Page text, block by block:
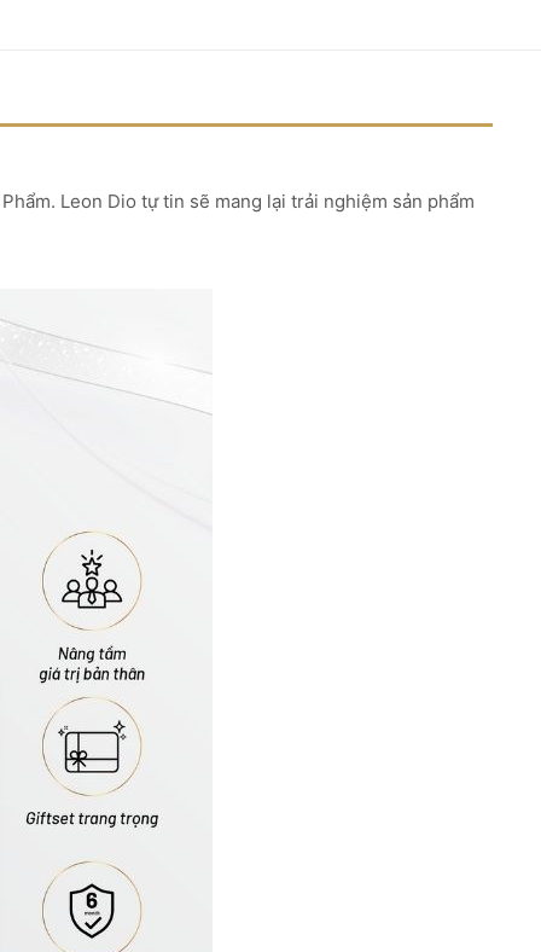
Leon Dio tự tin sẽ mang lại trải nghiệm sản phẩm